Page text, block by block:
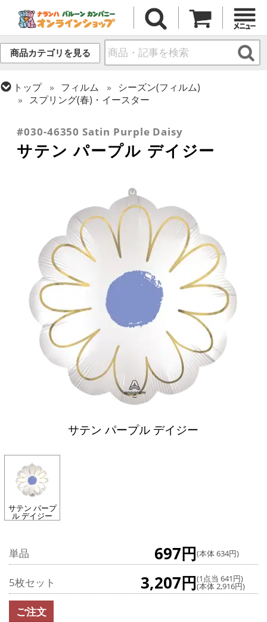
商品カテゴリを見る
トップ フィルム
シーズン(フィルム)
スプリング(春)・イースター
#030-46350 Satin Purple Daisy
サテン パープル デイジー
サテン パープル デイジー
サテン パープ
ル デイジー
単品 697円(本体 634円)
5枚セット 3,207円(1点当 641円)
(本体 2,916円)
ご注文